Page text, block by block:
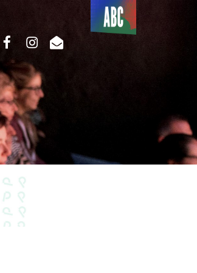
Du côté
de l’ABC
facebookinstagram
email